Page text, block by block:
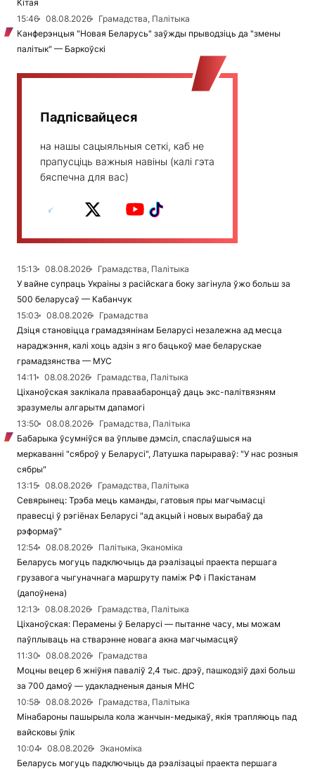
Кітая
15:46
08.08.2026
Грамадства, Палітыка
Канферэнцыя "Новая Беларусь" заўжды прыводзіць да "змены
палітык" — Баркоўскі
Падпісвайцеся
на нашы сацыяльныя сеткі, каб не
прапусціць важныя навіны (калі гэта
бяспечна для вас)
15:13 08.08.2026
Грамадства, Палітыка
У вайне супраць Украіны з расійскага боку загінула ўжо больш за
500 беларусаў — Кабанчук
15:03
08.08.2026
Грамадства
Дзіця становіцца грамадзянінам Беларусі незалежна ад месца
нараджэння, калі хоць адзін з яго бацькоў мае беларускае
грамадзянства — МУС
14:11
08.08.2026
Грамадства, Палітыка
Ціханоўская заклікала праваабаронцаў даць экс-палітвязням
зразумелы алгарытм дапамогі
13:50
08.08.2026
Грамадства, Палітыка
Бабарыка ўсумніўся ва ўплыве дэмсіл, спаслаўшыся на
меркаванні "сяброў у Беларусі", Латушка парыраваў: "У нас розныя
сябры"
13:15
08.08.2026
Грамадства, Палітыка
Севярынец: Трэба мець каманды, гатовыя пры магчымасці
правесці ў рэгіёнах Беларусі "ад акцый і новых вырабаў да
рэформаў"
12:54
08.08.2026
Палітыка, Эканоміка
Беларусь могуць падключыць да рэалізацыі праекта першага
грузавога чыгуначнага маршруту паміж РФ і Пакістанам
(дапоўнена)
12:13
08.08.2026
Грамадства, Палітыка
Ціханоўская: Перамены ў Беларусі — пытанне часу, мы можам
паўплываць на стварэнне новага акна магчымасцяў
11:30
08.08.2026
Грамадства
Моцны вецер 6 жніўня паваліў 2,4 тыс. дрэў, пашкодзіў дахі больш
за 700 дамоў — удакладненыя даныя МНС
10:58
08.08.2026
Грамадства, Палітыка
Мінабароны пашырыла кола жанчын-медыкаў, якія трапляюць пад
вайсковы ўлік
10:04
08.08.2026
Эканоміка
Беларусь могуць падключыць да рэалізацыі праекта першага